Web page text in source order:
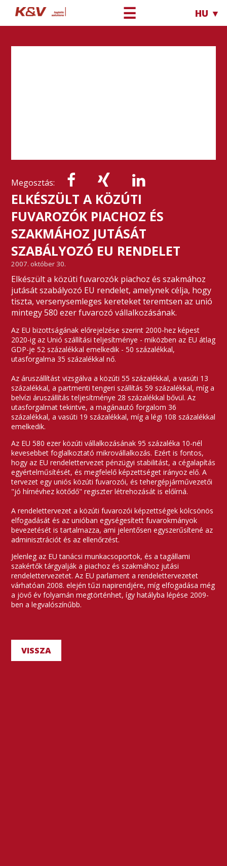
☰ HU ▼
Megosztás:
ELKÉSZÜLT A KÖZÚTI
FUVAROZÓK PIACHOZ ÉS
SZAKMÁHOZ JUTÁSÁT
SZABÁLYOZÓ EU RENDELET
2007. október 30.
Elkészült a közúti fuvarozók piachoz és szakmához
jutását szabályozó EU rendelet, amelynek célja, hogy
tiszta, versenysemleges kereteket teremtsen az unió
mintegy 580 ezer fuvarozó vállalkozásának.
Az EU bizottságának előrejelzése szerint 2000-hez képest
2020-ig az Unió szállítási teljesítménye - miközben az EU átlag
GDP-je 52 százalékkal emelkedik - 50 százalékkal,
utasforgalma 35 százalékkal nő.
Az áruszállítást vizsgálva a közúti 55 százalékkal, a vasúti 13
százalékkal, a partmenti tengeri szállítás 59 százalékkal, míg a
belvízi áruszállítás teljesítménye 28 százalékkal bővül. Az
utasforgalmat tekintve, a magánautó forgalom 36
százalékkal, a vasúti 19 százalékkal, míg a légi 108 százalékkal
emelkedik.
Az EU 580 ezer közúti vállalkozásának 95 százaléka 10-nél
kevesebbet foglalkoztató mikrovállalkozás. Ezért is fontos,
hogy az EU rendelettervezet pénzügyi stabilitást, a cégalapítás
egyértelműsítését, és megfelelő képzettséget irányoz elő. A
tervezet egy uniós közúti fuvarozói, és tehergépjárművezetői
"jó hírnévhez kötődő" regiszter létrehozását is előírná.
A rendelettervezet a közúti fuvarozói képzettségek kölcsönös
elfogadását és az unióban egységesített fuvarokmányok
bevezetését is tartalmazza, ami jelentősen egyszerűsítené az
adminisztrációt és az ellenőrzést.
Jelenleg az EU tanácsi munkacsoportok, és a tagállami
szakértők tárgyalják a piachoz és szakmához jutási
rendelettervezetet. Az EU parlament a rendelettervezetet
várhatóan 2008. elején tűzi napirendjére, míg elfogadása még
a jövő év folyamán megtörténhet, így hatályba lépése 2009-
ben a legvalószínűbb.
VISSZA